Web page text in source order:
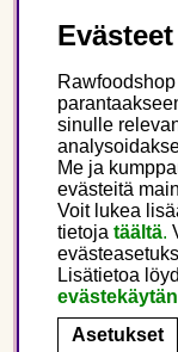
Seuraa meitä
Tämä on
Finland
sinulle
Me ja
evästeitä
Voit lukea
tietoja täältä.
Lisätietoa
Asetukset